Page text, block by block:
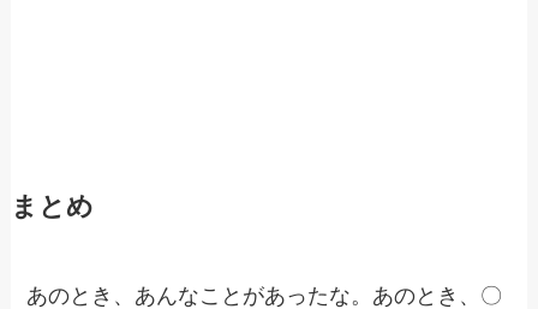
まとめ
あのとき、あんなことがあったな。あのとき、〇